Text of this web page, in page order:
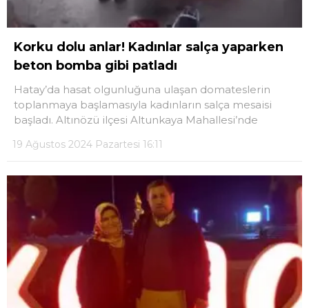
Korku dolu anlar! Kadınlar salça yaparken
beton bomba gibi patladı
Hatay’da hasat olgunluğuna ulaşan domateslerin
toplanmaya başlamasıyla kadınların salça mesaisi
başladı. Altınözü ilçesi Altunkaya Mahallesi’nde
19 Ağustos 2024 Pazartesi 16:11